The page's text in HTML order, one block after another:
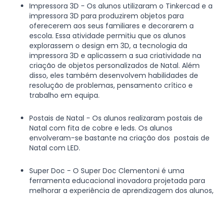
Impressora 3D - Os alunos utilizaram o Tinkercad e a
impressora 3D para produzirem objetos para
oferecerem aos seus familiares e decorarem a
escola. Essa atividade permitiu que os alunos
explorassem o design em 3D, a tecnologia da
impressora 3D e aplicassem a sua criatividade na
criação de objetos personalizados de Natal. Além
disso, eles também desenvolvem habilidades de
resolução de problemas, pensamento crítico e
trabalho em equipa.
Postais de Natal - Os alunos realizaram postais de
Natal com fita de cobre e leds. Os alunos
envolveram-se bastante na criação dos postais de
Natal com LED.
Super Doc - O Super Doc Clementoni é uma
ferramenta educacional inovadora projetada para
melhorar a experiência de aprendizagem dos alunos,